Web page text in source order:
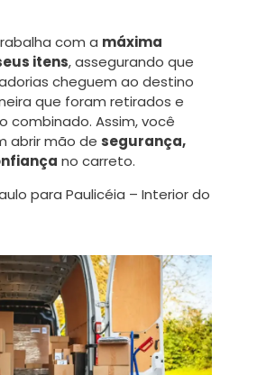
com a máxima
itens, assegurando que
cheguem ao destino
que foram retirados e
combinado. Assim, você
abrir mão de segurança,
no carreto.
para Paulicéia – Interior do